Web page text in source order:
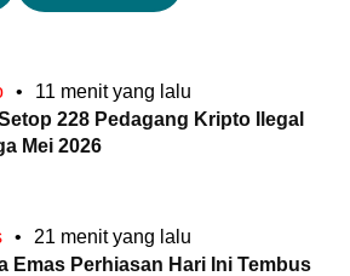
•
11 menit yang lalu
228 Pedagang Kripto Ilegal
Mei 2026
•
21 menit yang lalu
Emas Perhiasan Hari Ini Tembus